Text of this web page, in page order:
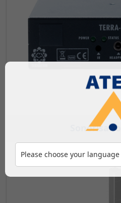
Please choose your language